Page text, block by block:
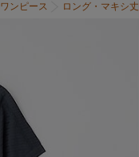
ワンピース ロング・マキシ